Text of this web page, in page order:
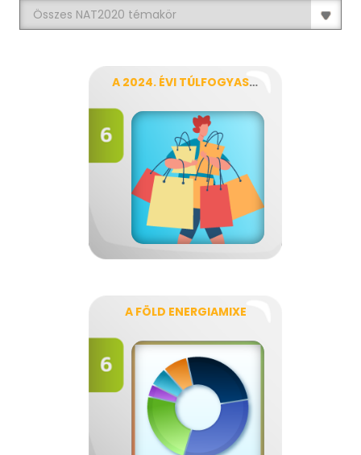
A 2024. ÉVI TÚLFOGYASZTÁS NAPJA - KERESZTREJTVÉNY
A FÖLD ENERGIAMIXE